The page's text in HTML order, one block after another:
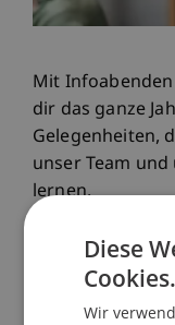
Mit
dir das ganze
Gelegenheiten,
unser Team
lernen.
Alle Termine
Diese
Cookies.
Wir